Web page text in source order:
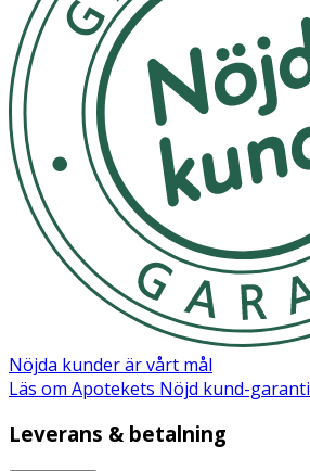
Nöjda kunder är vårt mål
Läs om Apotekets Nöjd kund-garanti
Leverans & betalning